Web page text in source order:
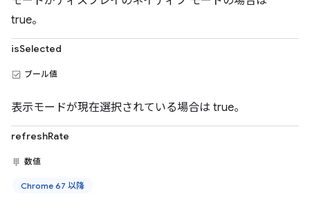
true。
isSelected
ブール値
表示モードが現在選択されている場合は true。
refreshRate
数値
Chrome 67 以降